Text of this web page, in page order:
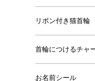
リボン付き猫首輪
首輪につけるチャ
お名前シール